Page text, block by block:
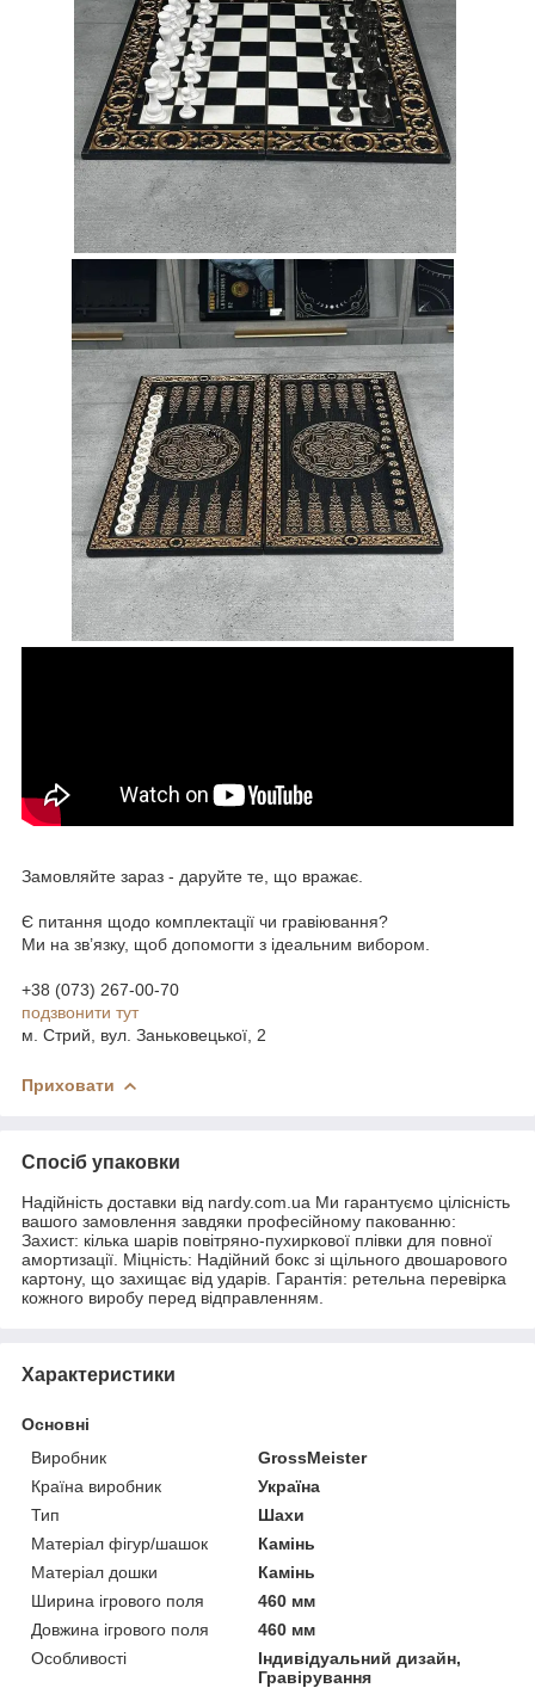
Замовляйте зараз - даруйте те, що вражає.
Є питання щодо комплектації чи гравіювання?
Ми на зв’язку, щоб допомогти з ідеальним вибором.
+38 (073) 267-00-70
подзвонити тут
м. Стрий, вул. Заньковецької, 2
Приховати
Спосіб упаковки
Надійність доставки від nardy.com.ua Ми гарантуємо цілісність
вашого замовлення завдяки професійному пакованню:
Захист: кілька шарів повітряно-пухиркової плівки для повної
амортизації. Міцність: Надійний бокс зі щільного двошарового
картону, що захищає від ударів. Гарантія: ретельна перевірка
кожного виробу перед відправленням.
Характеристики
Основні
Виробник
GrossMeister
Країна виробник
Україна
Тип
Шахи
Матеріал фігур/шашок
Камінь
Матеріал дошки
Камінь
Ширина ігрового поля
460 мм
Довжина ігрового поля
460 мм
Особливості
Індивідуальний дизайн,
Гравірування